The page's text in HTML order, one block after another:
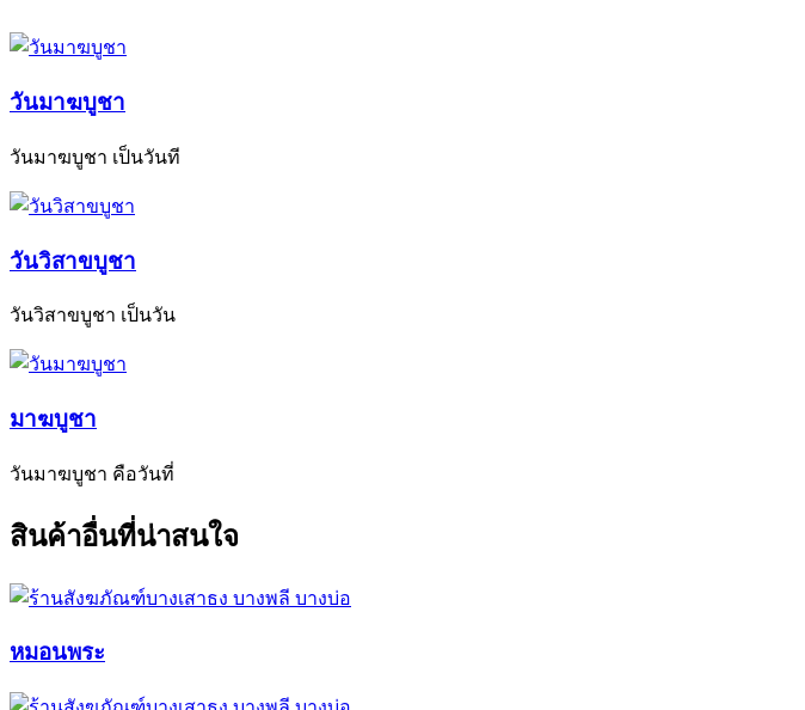
วันมาฆบูชา
วันมาฆบูชา เป็นวันที
วันวิสาขบูชา
วันวิสาขบูชา เป็นวัน
มาฆบูชา
วันมาฆบูชา คือวันที่
สินค้าอื่นที่น่าสนใจ
หมอนพระ